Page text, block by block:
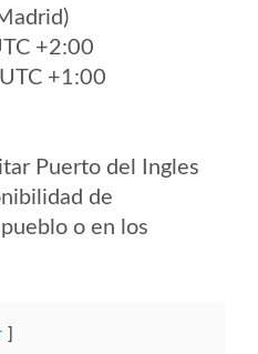
+2:00
+1:00
Puerto del Ingles
de
o en los